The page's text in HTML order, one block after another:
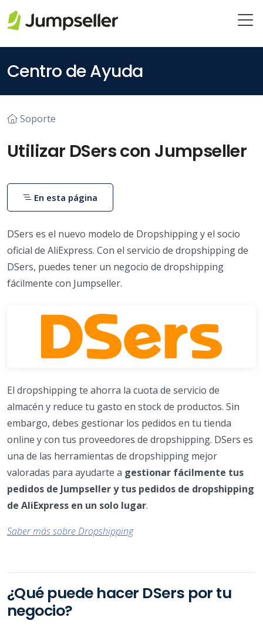
Centro de Ayuda
Soporte
Utilizar DSers con Jumpseller
DSers es el nuevo modelo de Dropshipping y el socio
oficial de AliExpress. Con el servicio de dropshipping de
DSers, puedes tener un negocio de dropshipping
fácilmente con Jumpseller.
El dropshipping te ahorra la cuota de servicio de
almacén y reduce tu gasto en stock de productos. Sin
embargo, debes gestionar los pedidos en tu tienda
online y con tus proveedores de dropshipping. DSers es
una de las herramientas de dropshipping mejor
valoradas para ayudarte a gestionar fácilmente tus
pedidos de Jumpseller y tus pedidos de dropshipping
de AliExpress en un solo lugar.
Saber más sobre Dropshipping
¿Qué puede hacer DSers por tu
negocio?
En esta página